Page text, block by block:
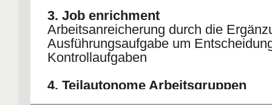
3. Job enrichment
Arbeitsanreicherung durch die
Ausführungsaufgabe um
Kontrollaufgaben
4. Teilautonome Arbeitsgruppen